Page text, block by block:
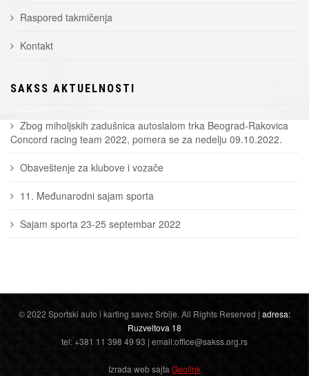
Raspored takmičenja
Kontakt
SAKSS AKTUELNOSTI
Zbog miholjskih zadušnica autoslalom trka Beograd-Rakovica
Concord racing team 2022, pomera se za nedelju 09.10.2022.
Obaveštenje za klubove i vozače
11. Međunarodni sajam sporta
Sajam sporta 23-25 septembar 2022
© 2022 Sportski auto i karting savez Srbije. All Rights Reserved | adresa:
Ruzveltova 18
tel: +381 11 398 49 93 | email:office@sakss.org.rs
Izrada web sajta Geolink